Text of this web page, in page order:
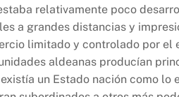
relativamente poco
a grandes distancias y
limitado y controlado por
aldeanas producían
un Estado nación como